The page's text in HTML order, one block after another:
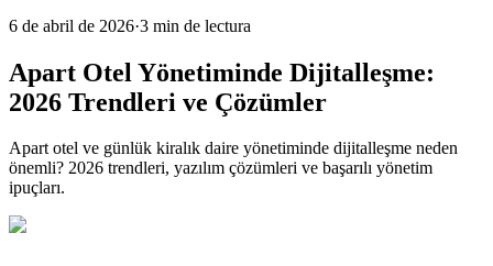
6 de abril de 2026·3 min de lectura
Apart Otel Yönetiminde Dijitalleşme:
2026 Trendleri ve Çözümler
Apart otel ve günlük kiralık daire yönetiminde dijitalleşme neden
önemli? 2026 trendleri, yazılım çözümleri ve başarılı yönetim
ipuçları.